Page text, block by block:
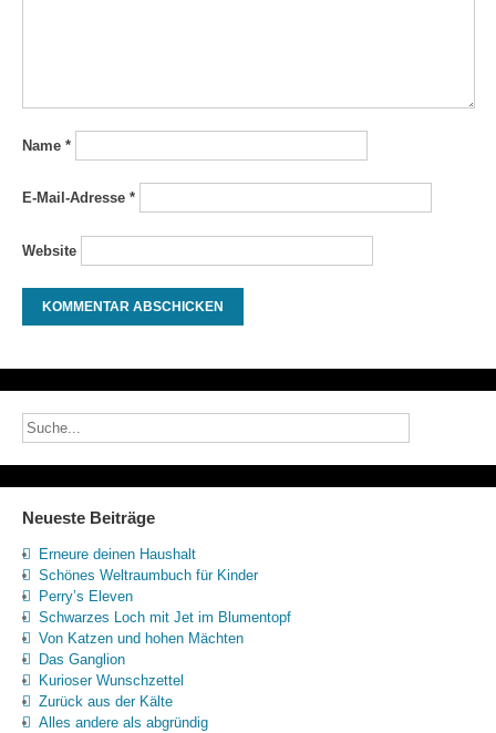
Name *
E-Mail-Adresse *
Website
Neueste Beiträge
Erneure deinen Haushalt
Schönes Weltraumbuch für Kinder
Perry’s Eleven
Schwarzes Loch mit Jet im Blumentopf
Von Katzen und hohen Mächten
Das Ganglion
Kurioser Wunschzettel
Zurück aus der Kälte
Alles andere als abgründig